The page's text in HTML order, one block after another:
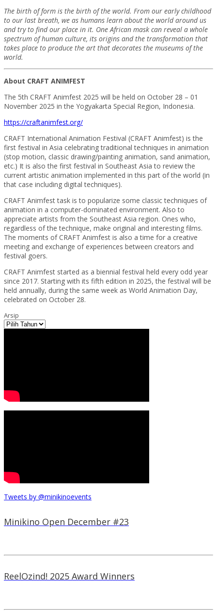
The birth of form is the birth of the world. From our early childhood
to our last breath, we as humans learn about the world around us
and try to find our place in it. One African mask can reveal a whole
spectrum of human culture, its origins and the transformation that
takes place to produce the art that decorates the museums of the
world.
About CRAFT ANIMFEST
The 5th CRAFT Animfest 2025 will be held on October 28 – 01
November 2025 in the Yogyakarta Special Region, Indonesia.
https://craftanimfest.org/
CRAFT International Animation Festival (CRAFT Animfest) is the
first festival in Asia celebrating traditional techniques in animation
(stop motion, classic drawing/painting animation, sand animation,
etc.) It is also the first festival in Southeast Asia to review the
current artistic animation implemented in this part of the world (in
that case including digital techniques).
CRAFT Animfest task is to popularize some classic techniques of
animation in a computer-dominated environment. Also to
appreciate artists from the Southeast Asia region. Ones who,
regardless of the technique, make original and interesting films.
The moments of CRAFT Animfest is also a time for a creative
meeting and exchange of experiences between creators and
festival goers.
CRAFT Animfest started as a biennial festival held every odd year
since 2017. Starting with its fifth edition in 2025, the festival will be
held annually, during the same week as World Animation Day,
celebrated on October 28.
Arsip
Tweets by @minikinoevents
Minikino Open December #23
ReelOzind! 2025 Award Winners